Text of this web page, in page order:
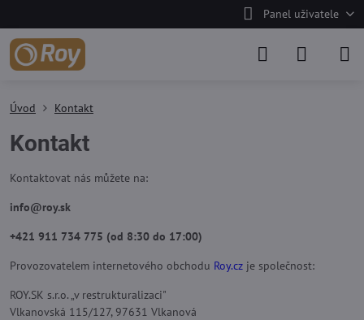
Panel uživatele
Úvod Kontakt
Kontakt
Kontaktovat nás můžete na:
info@roy.sk
+421 911 734 775 (od 8:30 do 17:00)
Provozovatelem internetového obchodu Roy.cz je společnost:
ROY.SK s.r.o. „v restrukturalizaci"
Vlkanovská 115/127, 97631 Vlkanová